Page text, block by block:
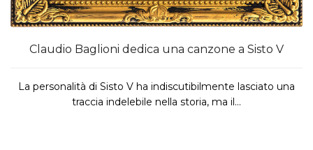
Claudio Baglioni dedica una canzone a Sisto V
La personalità di Sisto V ha indiscutibilmente lasciato una
traccia indelebile nella storia, ma il...